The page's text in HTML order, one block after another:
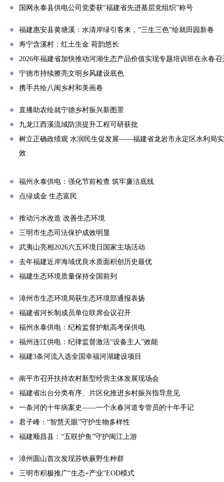
国网永泰县供电公司党委获“福建省先进基层党组织”称号
福建惠安县黄塘溪：水清岸绿引客来，“三生三色”绘就田园新卷
寿宁含溪村：红土生金 荷韵悠长
2026年福建省加快推动河湖生态产品价值实现专题培训班在永春召
宁德市持续擦亮文明乡风建设底色
携手共绘八闽乡村和美画卷
直播助农绘就宁德乡村振兴新图景
九龙江西溪流域防洪提升工程可研获批
树立正确政绩观 水润民生促发展——福建省龙岩市永定区水利局
效
福州永泰供电：强化节前检查 筑牢廉洁底线
点绿成金 生态富民
推动污水改造 改善生态环境
三明市生态司法保护成效明显
武夷山亮相2026六五环境日国家主场活动
去年福建近岸海域优良水质面积创历史最优
福建生态环境质量保持全国前列
漳州市生态环境局获生态环境部通报表扬
福建省河长制成员单位联席会议召开
福州永泰供电：纪检监督护航高考保供电
福州连江供电：纪律监督激活“设备主人”效能
福建3条河流入选全国幸福河湖建设项目
南平市召开扶持农村新型经营主体发展现场会
福建省出台分类有序、片区化推进乡村振兴指导意见
一条河的十年病案史——一个永春河道专管员的十年手记
君子峰：“智慧天眼”守护生物多样性
福建顺昌县：“五联护鱼”守护闽江上游
漳州圆山首次发现苏铁蕨野生种群
三明市积极推广“生态+产业”EOD模式